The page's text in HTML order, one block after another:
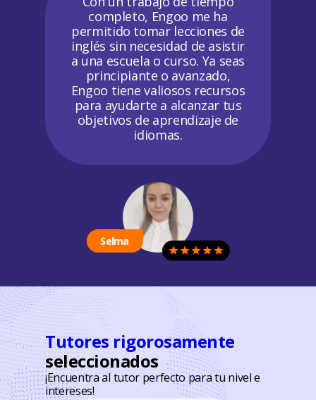
completo, Engoo me ha
permitido tomar lecciones de
inglés sin necesidad de asistir
a una escuela o curso. Ya seas
principiante o avanzado,
Engoo tiene valiosos recursos
para ayudarte a alcanzar tus
objetivos de aprendizaje de
idiomas.
Selma
Tutores rigorosamente
seleccionados
¡Encuentra al tutor perfecto para tu nivel e
intereses!